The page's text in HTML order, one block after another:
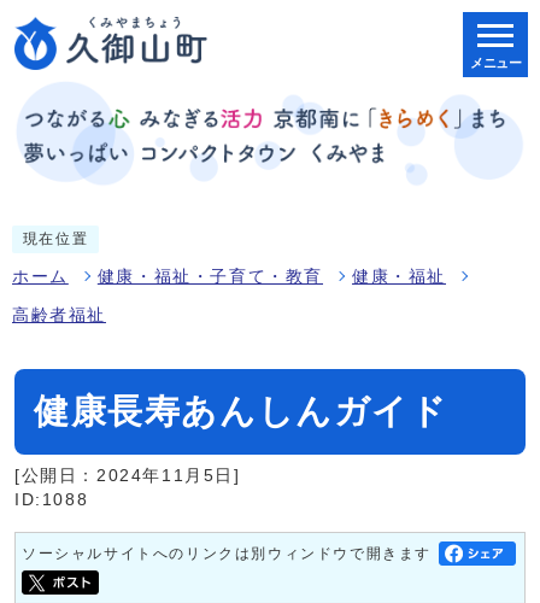
メニュー
現在位置
ホーム 健康・福祉・子育て・教育 健康・福祉
高齢者福祉
健康長寿あんしんガイド
[公開日：2024年11月5日]
ID:1088
ソーシャルサイトへのリンクは別ウィンドウで開きます